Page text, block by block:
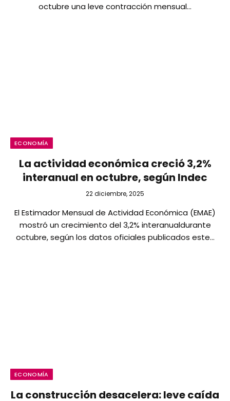
octubre una leve contracción mensual…
ECONOMÍA
La actividad económica creció 3,2%
interanual en octubre, según Indec
22 diciembre, 2025
El Estimador Mensual de Actividad Económica (EMAE)
mostró un crecimiento del 3,2% interanualdurante
octubre, según los datos oficiales publicados este…
ECONOMÍA
La construcción desacelera: leve caída